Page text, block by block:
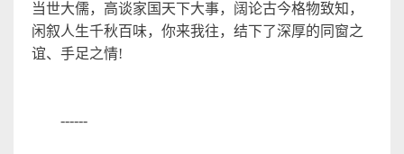
当世大儒，高谈家国天下大事，阔论古今格物致知，
闲叙人生千秋百味，你来我往，结下了深厚的同窗之
谊、手足之情!
------